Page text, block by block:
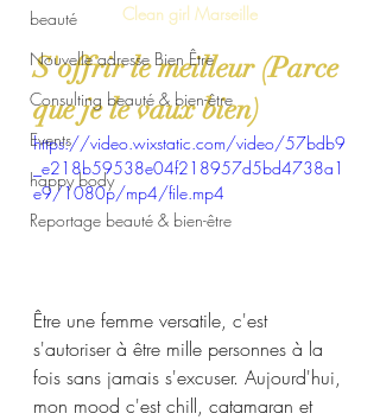
beauté
Nouvelle adresse Bien Être
Consulting beauté & bien-être
Events
happy body
Reportage beauté & bien-être
Clean girl Marseille
S'offrir le meilleur (Parce
que je le vaux bien)
https://video.wixstatic.com/video/57bdb9
_e218b59538e04f218957d5bd4738a1
e9/1080p/mp4/file.mp4
Être une femme versatile, c'est
s'autoriser à être mille personnes à la
fois sans jamais s'excuser. Aujourd'hui,
mon mood c'est chill, catamaran et